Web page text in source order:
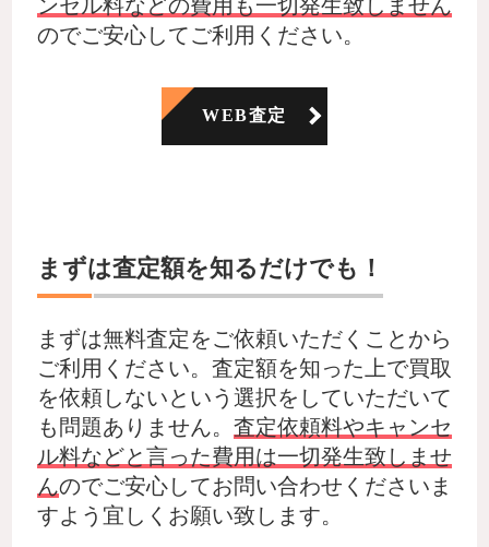
ンセル料などの費用も一切発生致しません
のでご安心してご利用ください。
WEB査定
まずは査定額を知るだけでも！
まずは無料査定をご依頼いただくことから
ご利用ください。査定額を知った上で買取
を依頼しないという選択をしていただいて
も問題ありません。 査定依頼料やキャンセ
ル料などと言った費用は一切発生致しませ
んのでご安心してお問い合わせくださいま
すよう宜しくお願い致します。